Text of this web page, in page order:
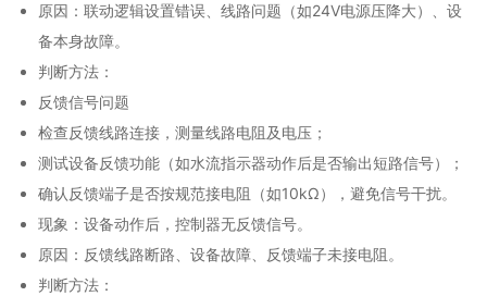
原因：联动逻辑设置错误、线路问题（如24V电源压降大）、设
备本身故障。
判断方法：
反馈信号问题
检查反馈线路连接，测量线路电阻及电压；
测试设备反馈功能（如水流指示器动作后是否输出短路信号）；
确认反馈端子是否按规范接电阻（如10kΩ），避免信号干扰。
现象：设备动作后，控制器无反馈信号。
原因：反馈线路断路、设备故障、反馈端子未接电阻。
判断方法：